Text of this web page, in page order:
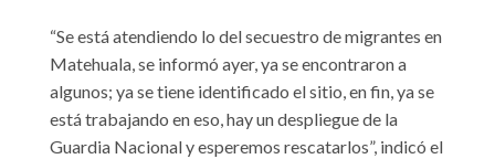
“Se está atendiendo lo del secuestro de migrantes en
Matehuala, se informó ayer, ya se encontraron a
algunos; ya se tiene identificado el sitio, en fin, ya se
está trabajando en eso, hay un despliegue de la
Guardia Nacional y esperemos rescatarlos”, indicó el